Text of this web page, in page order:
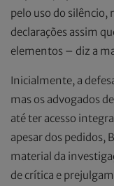
pelo uso do silêncio,
declarações assim
elementos – diz a
Inicialmente, a
mas os advogados
até ter acesso
apesar dos pedidos,
material da
de crítica e